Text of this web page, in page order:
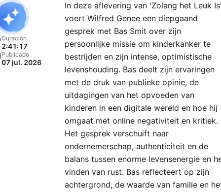
Duración
2:41:17
Publicado
07 jul. 2026
In deze aflevering van 'Zolang het Leuk Is'
voert Wilfred Genee een diepgaand
gesprek met Bas Smit over zijn
persoonlijke missie om kinderkanker te
bestrijden en zijn intense, optimistische
levenshouding. Bas deelt zijn ervaringen
met de druk van publieke opinie, de
uitdagingen van het opvoeden van
kinderen in een digitale wereld en hoe hij
omgaat met online negativiteit en kritiek.
Het gesprek verschuift naar
ondernemerschap, authenticiteit en de
balans tussen enorme levensenergie en
vinden van rust. Bas reflecteert op zijn
achtergrond, de waarde van familie en